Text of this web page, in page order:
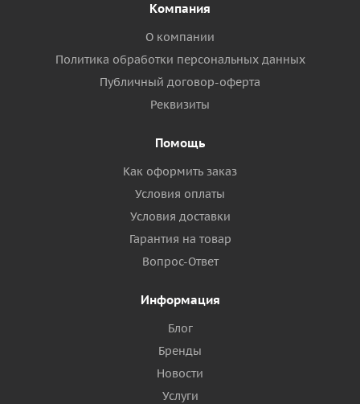
Компания
О компании
Политика обработки персональных данных
Публичный договор-оферта
Реквизиты
Помощь
Как оформить заказ
Условия оплаты
Условия доставки
Гарантия на товар
Вопрос-Ответ
Информация
Блог
Бренды
Новости
Услуги